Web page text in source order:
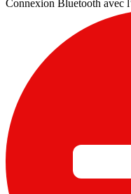
Connexion Bluetooth avec